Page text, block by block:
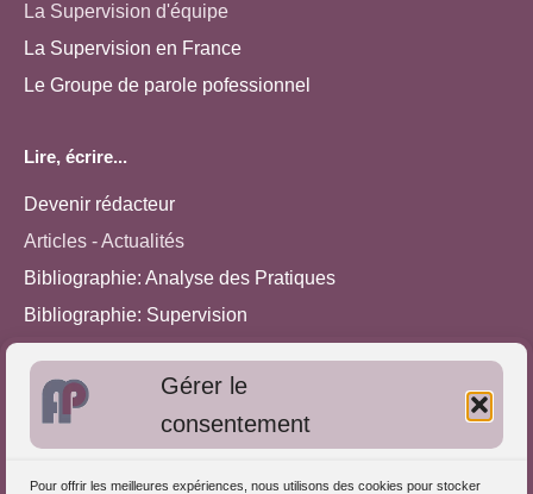
Gérer le
consentement
Pour offrir les meilleures expériences, nous utilisons des cookies pour stocker
La Supervision d'équipe
La Supervision en France
Le Groupe de parole pofessionnel
Lire, écrire...
Devenir rédacteur
Articles - Actualités
Bibliographie: Analyse des Pratiques
Bibliographie: Supervision
Approches de l'Analyse des pratiques